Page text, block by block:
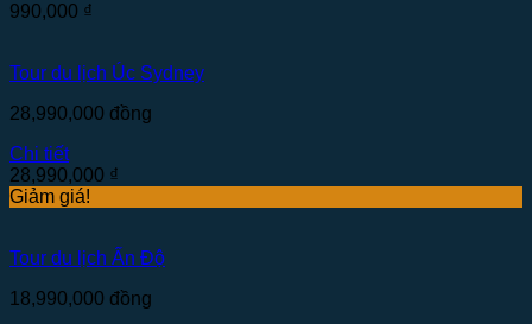
990,000 ₫
Tour du lịch Úc Sydney
28,990,000 đồng
Chi tiết
28,990,000 ₫
Giảm giá!
Tour du lịch Ấn Độ
18,990,000 đồng